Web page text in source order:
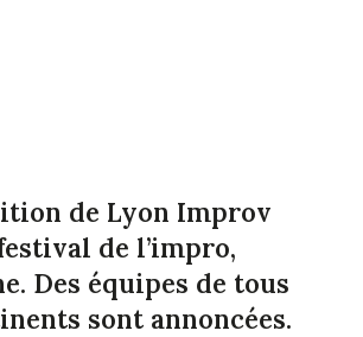
de Lyon Improv
de l’impro,
Des équipes de tous
sont annoncées.